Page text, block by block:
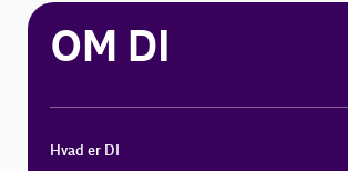
OM DI
Hvad er DI